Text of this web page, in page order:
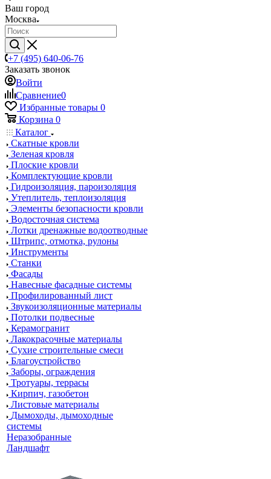
Ваш город
Москва
+7 (495) 640-06-76
Заказать звонок
Войти
Сравнение0
Избранные товары 0
Корзина 0
Каталог
Скатные кровли
Зеленая кровля
Плоские кровли
Комплектующие кровли
Гидроизоляция, пароизоляция
Утеплитель, теплоизоляция
Элементы безопасности кровли
Водосточная система
Лотки дренажные водоотводные
Штрипс, отмотка, рулоны
Инструменты
Станки
Фасады
Навесные фасадные системы
Профилированный лист
Звукоизоляционные материалы
Потолки подвесные
Керамогранит
Лакокрасочные материалы
Сухие строительные смеси
Благоустройство
Заборы, ограждения
Тротуары, террасы
Кирпич, газобетон
Листовые материалы
Дымоходы, дымоходные
системы
Неразобранные
Ландшафт